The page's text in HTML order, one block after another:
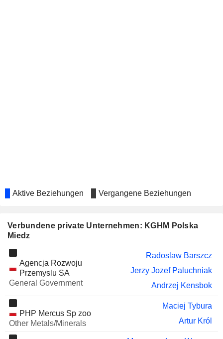
EQUNICO SE
Dariusz Krawczyk
WIRTUALNA POLSKA
SA
Krzysztof Robert Kaczmarczyk
CELON PHARMA
Krzysztof Robert Kaczmarczyk
Krzysztof Robert Kaczmarczyk
FIGENE CAPITAL S.A.
Maksymilian Bylicki
Aktive Beziehungen Vergangene Beziehungen
Verbundene private Unternehmen: KGHM Polska
Miedz
Agencja Rozwoju
Przemyslu SA
General Government
Radoslaw Barszcz
Jerzy Jozef Paluchniak
Andrzej Kensbok
PHP Mercus Sp zoo
Other Metals/Minerals
Maciej Tybura
Artur Król